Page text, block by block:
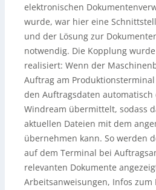
elektronischen
wurde, war hier eine
und der Lösung zur
notwendig. Die Kopplung
realisiert: Wenn der
Auftrag am
den Auftragsdaten
Windream übermittelt, sodass
aktuellen Dateien mit dem
übernehmen kann. So werden
auf dem Terminal bei
relevanten Dokumente
Arbeitsanweisungen, Infos zum